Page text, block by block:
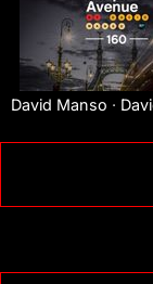
David Manso ·